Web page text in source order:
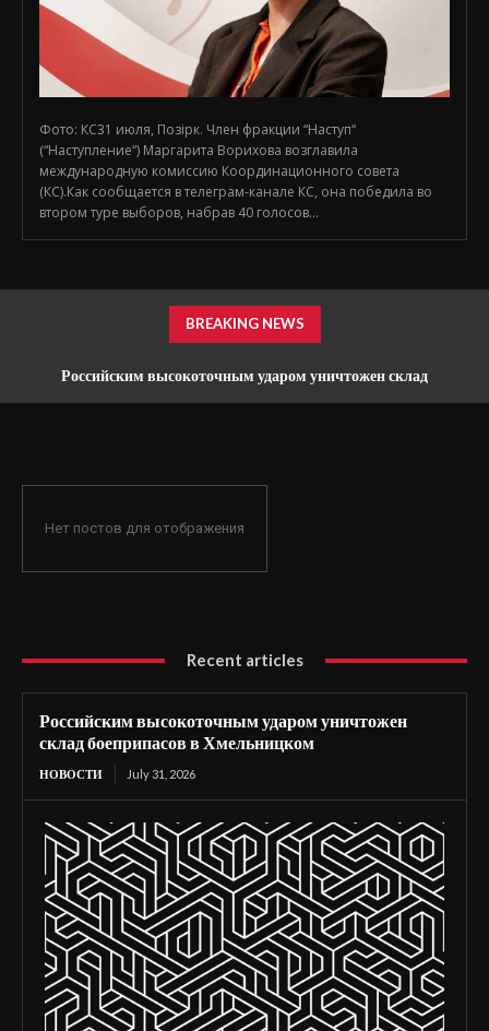
Фото: КС31 июля, Позірк. Член фракции “Наступ“
(“Наступление“) Маргарита Ворихова возглавила
международную комиссию Координационного совета
(КС).Как сообщается в телеграм-канале КС, она победила во
втором туре выборов, набрав 40 голосов...
BREAKING NEWS
Российским высокоточным ударом уничтожен склад
Нет постов для отображения
Recent articles
Российским высокоточным ударом уничтожен
склад боеприпасов в Хмельницком
НОВОСТИ July 31, 2026